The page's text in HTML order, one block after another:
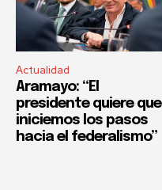
Actualidad
Aramayo: “El
presidente quiere que
iniciemos los pasos
hacia el federalismo”